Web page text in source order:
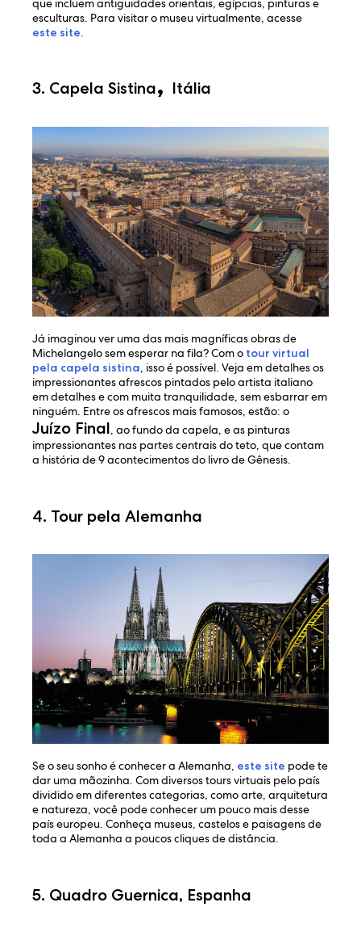
que incluem antiguidades orientais, egípcias, pinturas e
esculturas. Para visitar o museu virtualmente, acesse
este site.
3. Capela Sistina, Itália
Já imaginou ver uma das mais magníficas obras de
Michelangelo sem esperar na fila? Com o tour virtual
pela capela sistina, isso é possível. Veja em detalhes os
impressionantes afrescos pintados pelo artista italiano
em detalhes e com muita tranquilidade, sem esbarrar em
ninguém. Entre os afrescos mais famosos, estão: o
Juízo Final, ao fundo da capela, e as pinturas
impressionantes nas partes centrais do teto, que contam
a história de 9 acontecimentos do livro de Gênesis.
4. Tour pela Alemanha
Se o seu sonho é conhecer a Alemanha, este site pode te
dar uma mãozinha. Com diversos tours virtuais pelo país
dividido em diferentes categorias, como arte, arquitetura
e natureza, você pode conhecer um pouco mais desse
país europeu. Conheça museus, castelos e paisagens de
toda a Alemanha a poucos cliques de distância.
5. Quadro Guernica, Espanha